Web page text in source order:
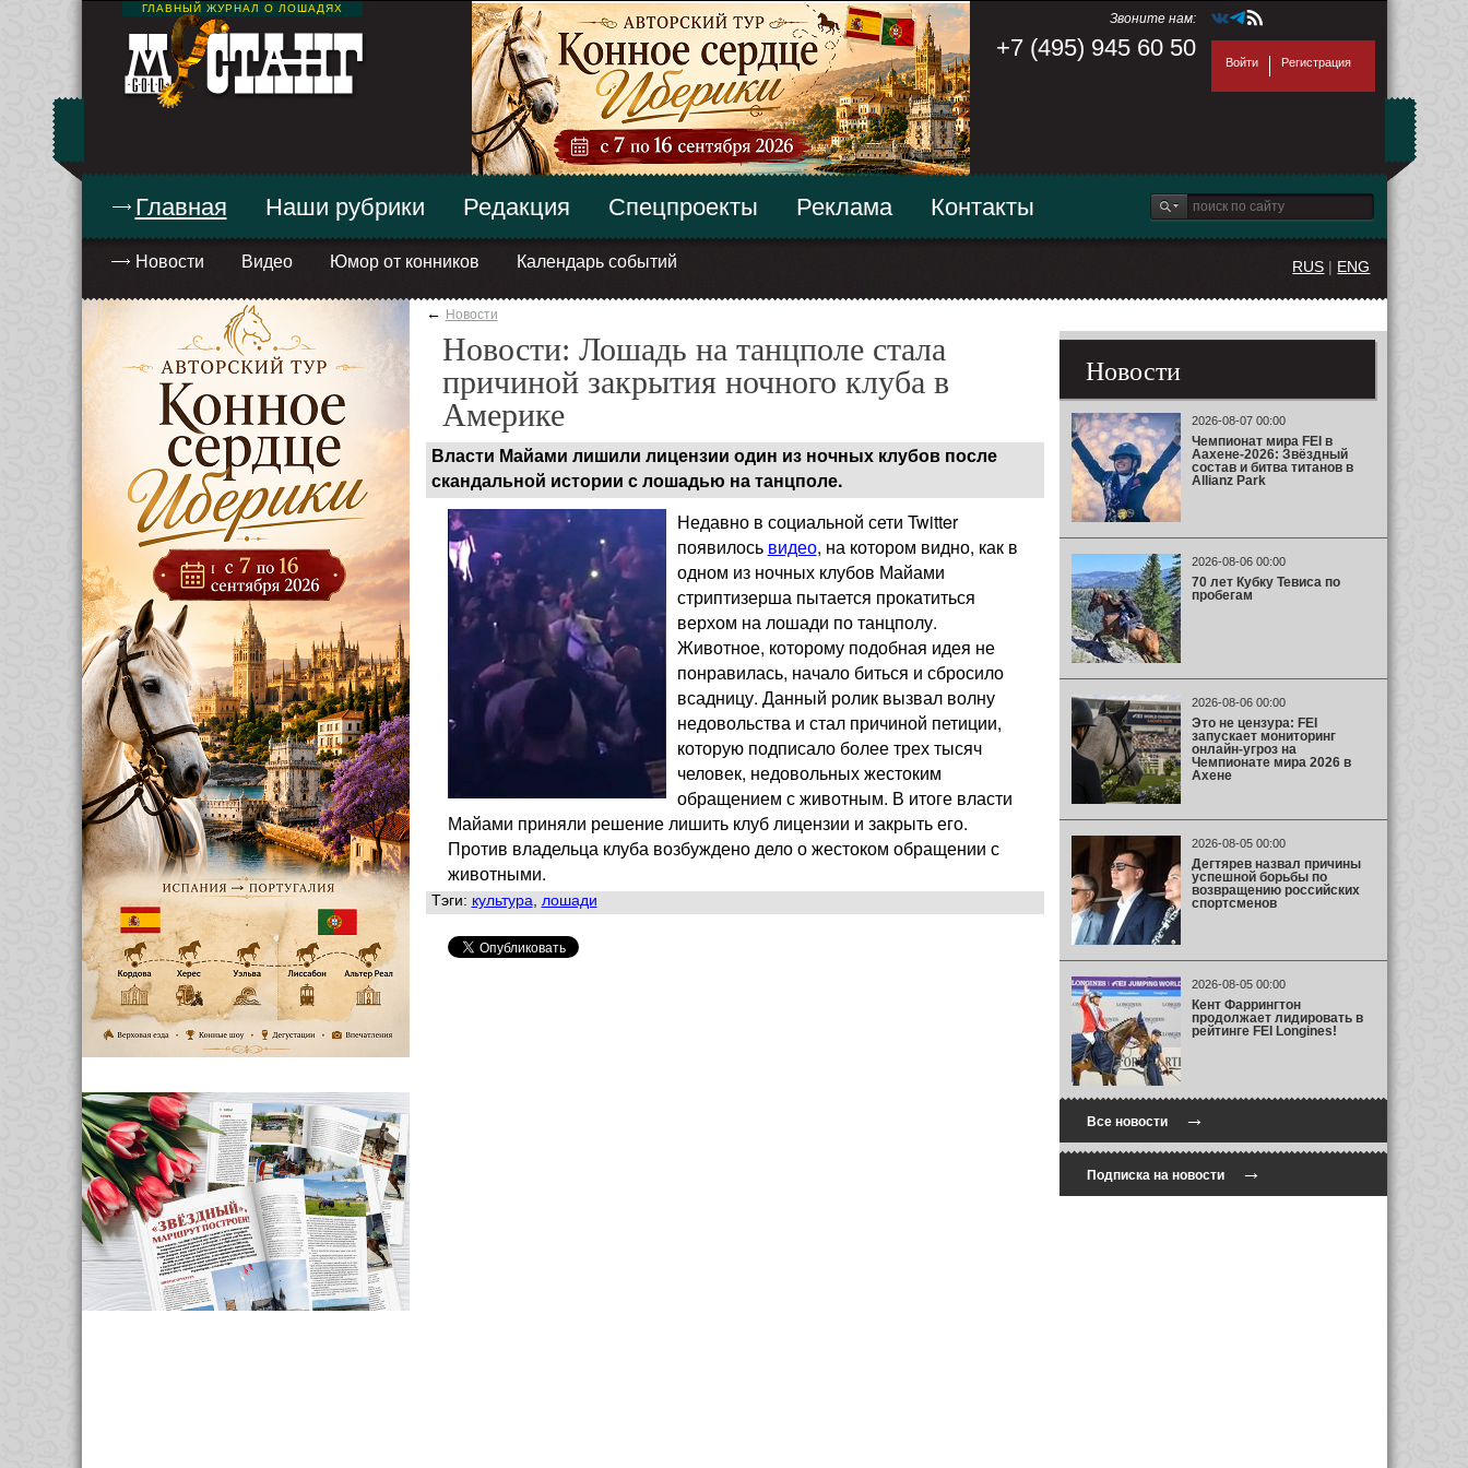
ГЛАВНЫЙ ЖУРНАЛ О ЛОШАДЯХ
Звоните нам:
+7 (495) 945 60 50
Войти Регистрация
Главная
Новости Видео Юмор от конников Календарь событий
Наши рубрики Редакция Спецпроекты Реклама Контакты
RUS | ENG
← Новости
Новости: Лошадь на танцполе стала
причиной закрытия ночного клуба в
Америке
Власти Майами лишили лицензии один из ночных клубов после
скандальной истории с лошадью на танцполе.
Недавно в социальной сети Twitter
появилось видео, на котором видно, как в
одном из ночных клубов Майами
стриптизерша пытается прокатиться
верхом на лошади по танцполу.
Животное, которому подобная идея не
понравилась, начало биться и сбросило
всадницу. Данный ролик вызвал волну
недовольства и стал причиной петиции,
которую подписало более трех тысяч
человек, недовольных жестоким
обращением с животным. В итоге власти
Майами приняли решение лишить клуб лицензии и закрыть его.
Против владельца клуба возбуждено дело о жестоком обращении с
животными.
Тэги: культура лошади
Новости
2026-08-07 00:00
Чемпионат мира FEI в
Аахене-2026: Звёздный
состав и битва титанов в
Allianz Park
2026-08-06 00:00
70 лет Кубку Тевиса по
пробегам
2026-08-06 00:00
Это не цензура: FEI
запускает мониторинг
онлайн-угроз на
Чемпионате мира 2026 в
Ахене
2026-08-05 00:00
Дегтярев назвал причины
успешной борьбы по
возвращению российских
спортсменов
2026-08-05 00:00
Кент Фаррингтон
продолжает лидировать в
рейтинге FEI Longines!
Все новости→
Подписка на новости→